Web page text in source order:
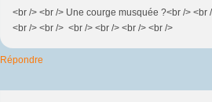
<br /> <br /> Une courge musquée ?<br />
<br /> <br /> <br /> <br /> <br /> <br />
Répondre